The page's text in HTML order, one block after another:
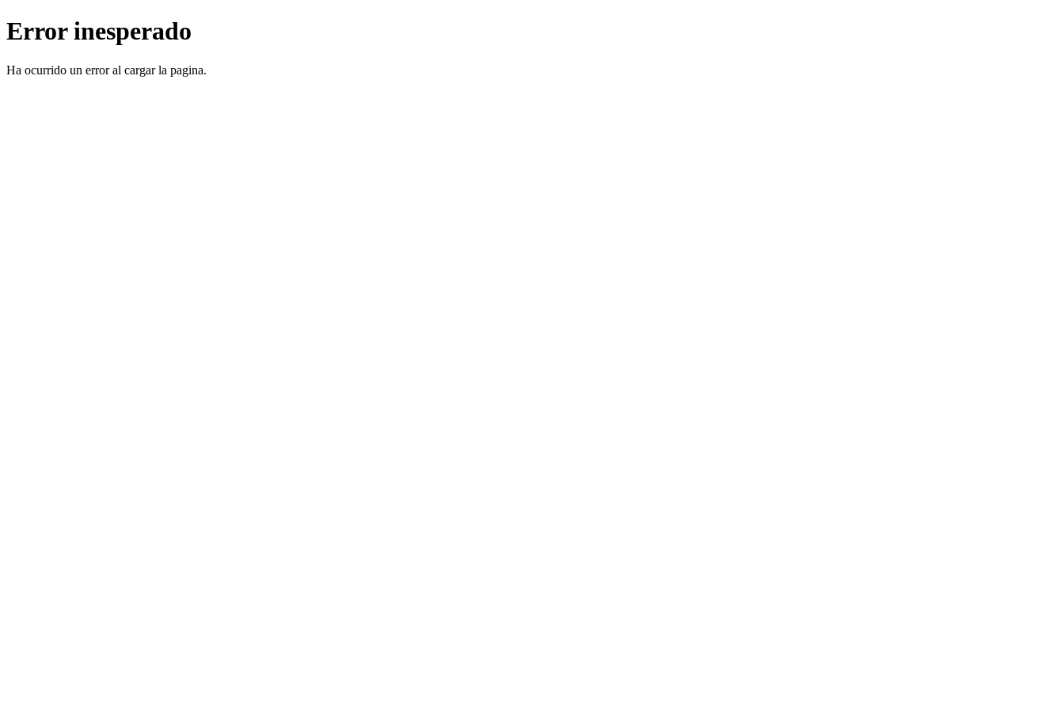
Error inesperado
Ha ocurrido un error al cargar la pagina.